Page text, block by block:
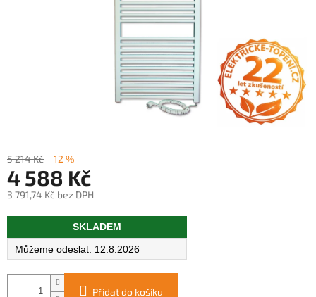
5 214 Kč –12 %
4 588 Kč
3 791,74 Kč bez DPH
Měrná
SKLADEM
12.8.2026
Přidat do košíku